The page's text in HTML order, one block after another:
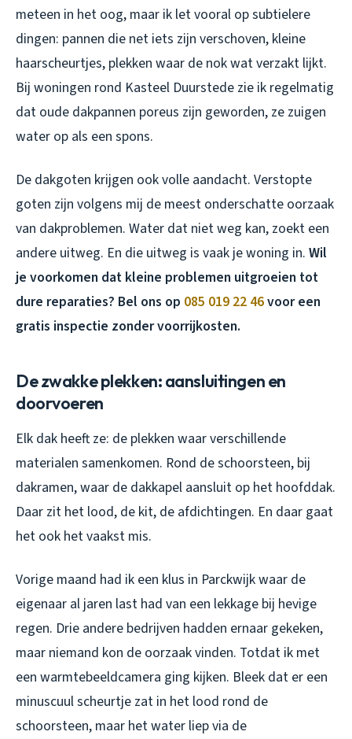
meteen in het oog, maar ik let vooral op subtielere
dingen: pannen die net iets zijn verschoven, kleine
haarscheurtjes, plekken waar de nok wat verzakt lijkt.
Bij woningen rond Kasteel Duurstede zie ik regelmatig
dat oude dakpannen poreus zijn geworden, ze zuigen
water op als een spons.
De dakgoten krijgen ook volle aandacht. Verstopte
goten zijn volgens mij de meest onderschatte oorzaak
van dakproblemen. Water dat niet weg kan, zoekt een
andere uitweg. En die uitweg is vaak je woning in. Wil
je voorkomen dat kleine problemen uitgroeien tot
dure reparaties? Bel ons op 085 019 22 46voor een
gratis inspectie zonder voorrijkosten.
De zwakke plekken: aansluitingen en
doorvoeren
Elk dak heeft ze: de plekken waar verschillende
materialen samenkomen. Rond de schoorsteen, bij
dakramen, waar de dakkapel aansluit op het hoofddak.
Daar zit het lood, de kit, de afdichtingen. En daar gaat
het ook het vaakst mis.
Vorige maand had ik een klus in Parckwijk waar de
eigenaar al jaren last had van een lekkage bij hevige
regen. Drie andere bedrijven hadden ernaar gekeken,
maar niemand kon de oorzaak vinden. Totdat ik met
een warmtebeeldcamera ging kijken. Bleek dat er een
minuscuul scheurtje zat in het lood rond de
schoorsteen, maar het water liep via de